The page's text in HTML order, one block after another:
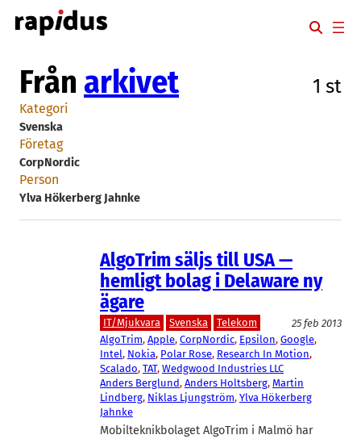
Hoppa
till
Från arkivet 1 st
Kategori
Svenska
Företag
CorpNordic
Person
Ylva Hökerberg Jahnke
AlgoTrim säljs till USA —
hemligt bolag i Delaware ny
ägare
IT/Mjukvara Svenska Telekom
25 feb 2013
AlgoTrim, Apple, CorpNordic, Epsilon, Google
Intel, Nokia, Polar Rose, Research In Motion
Scalado, TAT, Wedgwood Industries LLC
Anders Berglund, Anders Holtsberg, Martin
Lindberg, Niklas Ljungström, Ylva Hökerberg
Jahnke
Mobilteknikbolaget AlgoTrim i Malmö har